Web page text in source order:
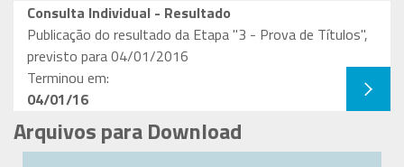
Consulta Individual - Resultado
Publicação do resultado da Etapa "3 - Prova de Títulos",
previsto para 04/01/2016
Terminou em:
04/01/16
Arquivos para Download